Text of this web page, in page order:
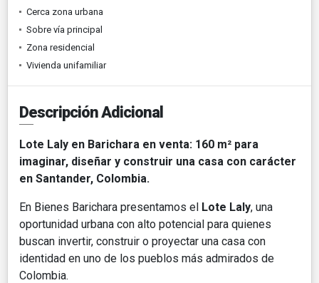
Cerca zona urbana
Sobre vía principal
Zona residencial
Vivienda unifamiliar
Descripción Adicional
Lote Laly en Barichara en venta: 160 m² para
imaginar, diseñar y construir una casa con carácter
en Santander, Colombia.
En Bienes Barichara presentamos el Lote Laly, una
oportunidad urbana con alto potencial para quienes
buscan invertir, construir o proyectar una casa con
identidad en uno de los pueblos más admirados de
Colombia.